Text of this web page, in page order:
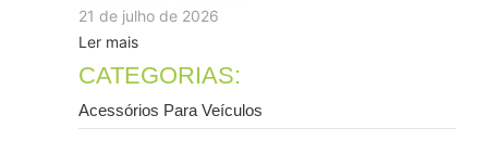
21 de julho de 2026
Ler mais
CATEGORIAS:
Acessórios Para Veículos